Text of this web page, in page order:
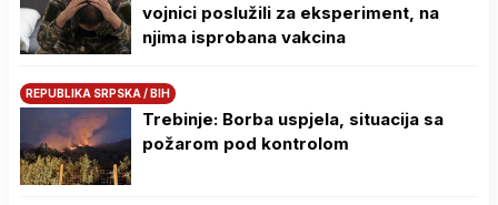
vojnici poslužili za eksperiment, na
njima isprobana vakcina
REPUBLIKA SRPSKA / BIH
Trebinje: Borba uspjela, situacija sa
požarom pod kontrolom